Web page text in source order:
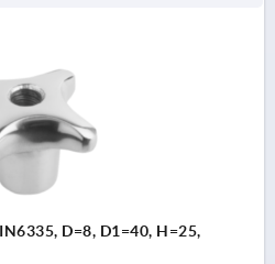
D=8, D1=40, H=25,